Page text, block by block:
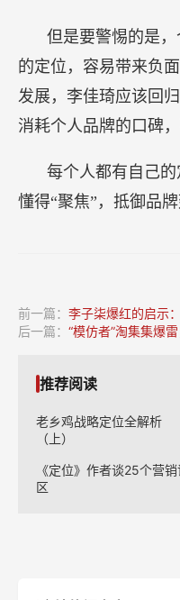
但是要警惕的是
的定位，容易带来负
发展，李佳琦应该回
消耗个人品牌的口碑
每个人都有自己
懂得“聚焦”，抵御品牌
前一篇： 李子柒爆红的启示：打
后一篇： “模仿者”淘集集爆雷
推荐阅读
老乡鸡战略定位全解析
（上）
《定位》作者谈25个营
区